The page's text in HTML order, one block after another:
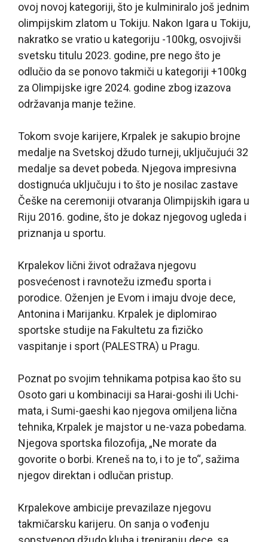
ovoj novoj kategoriji, što je kulminiralo još jednim
olimpijskim zlatom u Tokiju. Nakon Igara u Tokiju,
nakratko se vratio u kategoriju -100kg, osvojivši
svetsku titulu 2023. godine, pre nego što je
odlučio da se ponovo takmiči u kategoriji +100kg
za Olimpijske igre 2024. godine zbog izazova
održavanja manje težine.
Tokom svoje karijere, Krpalek je sakupio brojne
medalje na Svetskoj džudo turneji, uključujući 32
medalje sa devet pobeda. Njegova impresivna
dostignuća uključuju i to što je nosilac zastave
Češke na ceremoniji otvaranja Olimpijskih igara u
Riju 2016. godine, što je dokaz njegovog ugleda i
priznanja u sportu.
Krpalekov lični život odražava njegovu
posvećenost i ravnotežu između sporta i
porodice. Oženjen je Evom i imaju dvoje dece,
Antonina i Marijanku. Krpalek je diplomirao
sportske studije na Fakultetu za fizičko
vaspitanje i sport (PALESTRA) u Pragu.
Poznat po svojim tehnikama potpisa kao što su
Osoto gari u kombinaciji sa Harai-goshi ili Uchi-
mata, i Sumi-gaeshi kao njegova omiljena lična
tehnika, Krpalek je majstor u ne-vaza pobedama.
Njegova sportska filozofija, „Ne morate da
govorite o borbi. Kreneš na to, i to je to“, sažima
njegov direktan i odlučan pristup.
Krpalekove ambicije prevazilaze njegovu
takmičarsku karijeru. On sanja o vođenju